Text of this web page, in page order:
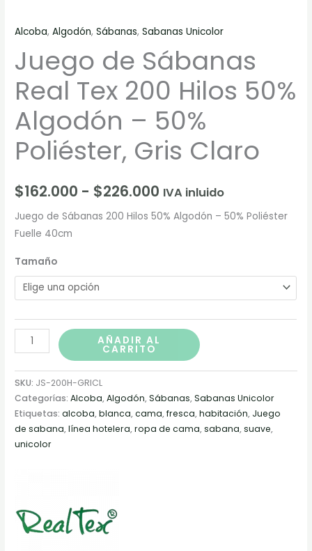
Alcoba,Algodón,Sábanas,Sabanas Unicolor
Juego de Sábanas
Real Tex 200 Hilos 50%
Algodón – 50%
Poliéster, Gris Claro
$162.000 - $226.000 IVA inluido
Juego de Sábanas 200 Hilos 50% Algodón – 50% Poliéster
Fuelle 40cm
Tamaño
AÑADIR AL
CARRITO
SKU: JS-200H-GRICL
Categorías:Alcoba,Algodón,Sábanas,Sabanas Unicolor
Etiquetas:alcoba,blanca,cama,fresca,habitación, Juego
de sabana,línea hotelera,ropa de cama,sabana,suave,
unicolor